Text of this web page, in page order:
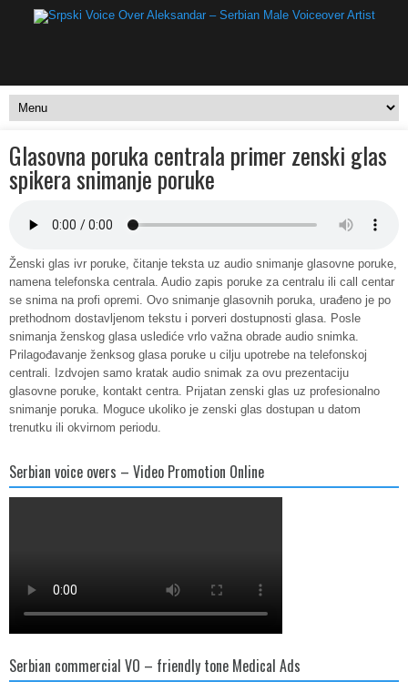
Glasovna poruka centrala primer zenski glas
spikera snimanje poruke
Ženski glas ivr poruke, čitanje teksta uz audio snimanje glasovne poruke,
namena telefonska centrala. Audio zapis poruke za centralu ili call centar
se snima na profi opremi. Ovo snimanje glasovnih poruka, urađeno je po
prethodnom dostavljenom tekstu i porveri dostupnosti glasa. Posle
snimanja ženskog glasa uslediće vrlo važna obrade audio snimka.
Prilagođavanje ženksog glasa poruke u cilju upotrebe na telefonskoj
centrali. Izdvojen samo kratak audio snimak za ovu prezentaciju
glasovne poruke, kontakt centra. Prijatan zenski glas uz profesionalno
snimanje poruka. Moguce ukoliko je zenski glas dostupan u datom
trenutku ili okvirnom periodu.
Serbian voice overs – Video Promotion Online
Serbian commercial VO – friendly tone Medical Ads